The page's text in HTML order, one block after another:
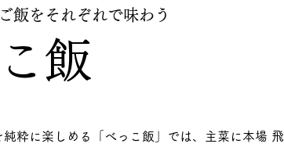
飯をそれぞれで味わう
飯
純粋に楽しめる「べっこ飯」では、主菜に本場 飛